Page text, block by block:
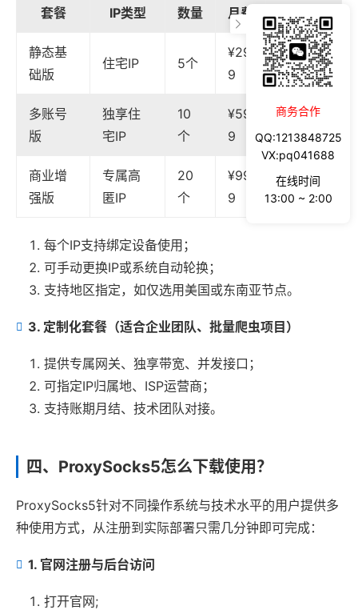
套餐 IP类型 数量 月费 在线时长
静态基
础版
住宅IP 5个
¥29
9
30天
多账号
版
独享住
宅IP
10
个
¥59
9
商业增
强版
专属高
匿IP
20
个
¥99
9
30天
每个IP支持绑定设备使用；
可手动更换IP或系统自动轮换；
支持地区指定，如仅选用美国或东南亚节点。
3. 定制化套餐（适合企业团队、批量爬虫项目）
提供专属网关、独享带宽、并发接口；
可指定IP归属地、ISP运营商；
支持账期月结、技术团队对接。
四、ProxySocks5怎么下载使用？
ProxySocks5针对不同操作系统与技术水平的用户提供多
种使用方式，从注册到实际部署只需几分钟即可完成：
1. 官网注册与后台访问
打开官网;
商务合作
QQ:1213848725
VX:pq041688
在线时间
13:00 ~ 2:00